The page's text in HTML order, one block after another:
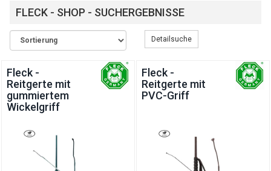
FLECK - SHOP - SUCHERGEBNISSE
Detailsuche
Fleck -
Reitgerte mit
gummiertem
Wickelgriff
Fleck -
Reitgerte mit
PVC-Griff